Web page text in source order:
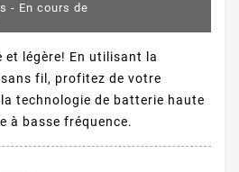
- En cours de
et légère! En utilisant la
fil, profitez de votre
technologie de batterie haute
à basse fréquence.